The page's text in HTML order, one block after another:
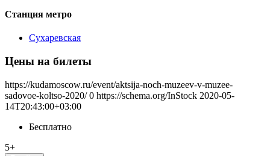
Станция метро
Сухаревская
Цены на билеты
https://kudamoscow.ru/event/aktsija-noch-muzeev-v-muzee-
sadovoe-koltso-2020/ 0 https://schema.org/InStock 2020-05-
14T20:43:00+03:00
Бесплатно
5+